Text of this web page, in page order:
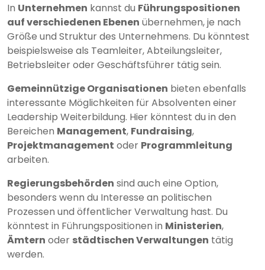
In Unternehmen kannst du Führungspositionen
auf verschiedenen Ebenen übernehmen, je nach
Größe und Struktur des Unternehmens. Du könntest
beispielsweise als Teamleiter, Abteilungsleiter,
Betriebsleiter oder Geschäftsführer tätig sein.
Gemeinnützige Organisationen bieten ebenfalls
interessante Möglichkeiten für Absolventen einer
Leadership Weiterbildung. Hier könntest du in den
Bereichen Management, Fundraising,
Projektmanagement oder Programmleitung
arbeiten.
Regierungsbehörden sind auch eine Option,
besonders wenn du Interesse an politischen
Prozessen und öffentlicher Verwaltung hast. Du
könntest in Führungspositionen in Ministerien,
Ämtern oder städtischen Verwaltungen tätig
werden.